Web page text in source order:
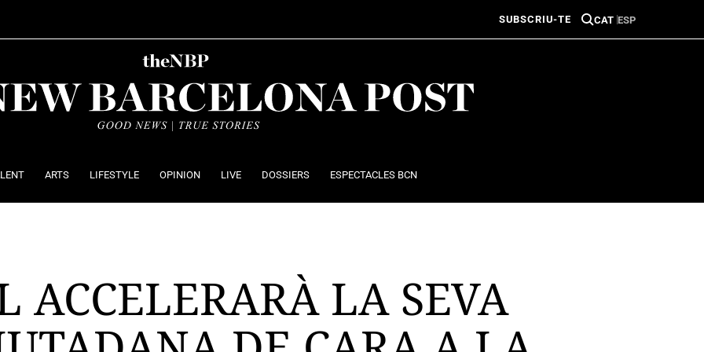
SUBSCRIU-TE CAT ESP
ARTS LIFESTYLE OPINION LIVE DOSSIERS ESPECTACLES BCN
ACCELERARÀ LA SEVA